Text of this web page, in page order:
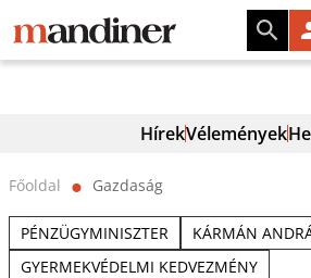
HírekVélemények
Főoldal ⬤ Gazdaság
PÉNZÜGYMINISZTER
KÁRMÁN
GYERMEKVÉDELMI KEDVEZMÉNY